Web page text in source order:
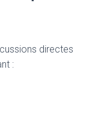
directes
: